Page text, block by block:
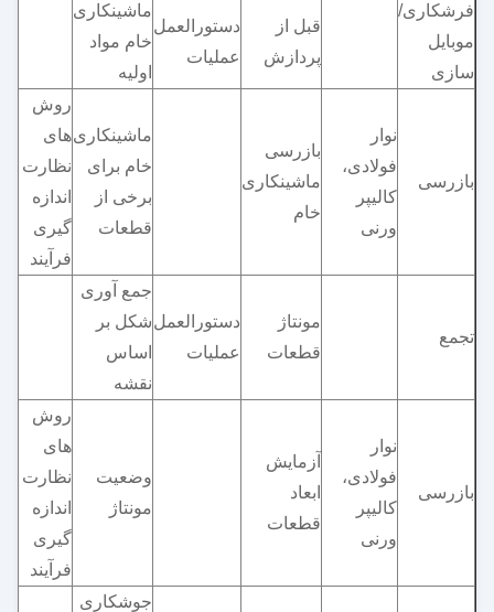
فرشکاری/
موبایل
سازی
قبل از
پردازش
دستورالعمل
عملیات
ماشینکاری
خام مواد
اولیه
بازرسی
نوار
فولادی،
کالیپر
ورنی
بازرسی
ماشینکاری
خام
ماشینکاری
خام برای
برخی از
قطعات
روش
های
نظارت و
اندازه
گیری
فرآیند
تجمع
مونتاژ
قطعات
دستورالعمل
عملیات
جمع آوری
شکل بر
اساس
نقشه
بازرسی
نوار
فولادی،
کالیپر
ورنی
آزمایش
ابعاد
قطعات
وضعیت
مونتاژ
روش
های
نظارت و
اندازه
گیری
فرآیند
جوشکاری